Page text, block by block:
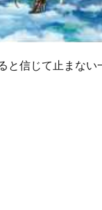
と信じて止まない